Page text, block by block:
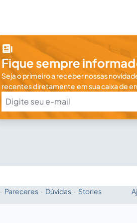
Fique sempre
Seja o primeiro a receber nossas
recentes diretamente em sua caixa de
· Pareceres · Dúvidas · Stories